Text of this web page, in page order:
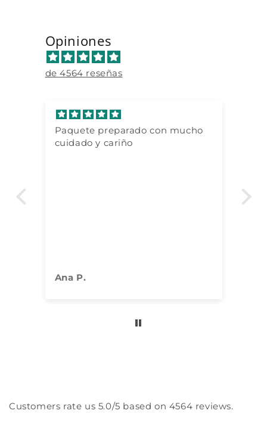
Opiniones
de 4564 reseñas
Paquete preparado con mucho
cuidado y cariño
Ana P.
Customers rate us 5.0/5 based on 4564 reviews.